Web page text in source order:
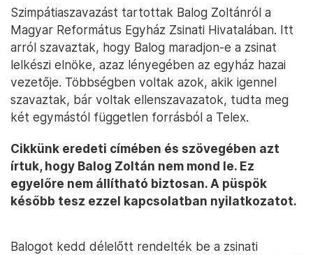
Szimpátiaszavazást tartottak Balog Zoltánról a
Magyar Református Egyház Zsinati Hivatalában. Itt
arról szavaztak, hogy Balog maradjon-e a zsinat
lelkészi elnöke, azaz lényegében az egyház hazai
vezetője. Többségben voltak azok, akik igennel
szavaztak, bár voltak ellenszavazatok, tudta meg
két egymástól független forrásból a Telex.
Cikkünk eredeti címében és szövegében azt
írtuk, hogy Balog Zoltán nem mond le. Ez
egyelőre nem állítható biztosan. A püspök
később tesz ezzel kapcsolatban nyilatkozatot.
Balogot kedd délelőtt rendelték be a zsinati